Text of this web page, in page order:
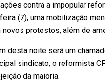
contra a impopular
(7), uma mobilização
novos protestos, além de
desta noite será um
sindicato, o reformista
da maioria.